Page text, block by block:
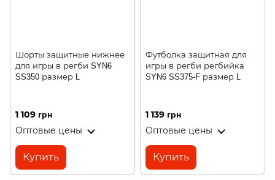
Шорты защитные нижнее
для игры в регби SYN6
SS350 размер L
1 109 грн
Оптовые цены
Купить
Футболка защитная для
игры в регби регбийка
SYN6 SS375-F размер L
1 139 грн
Оптовые цены
Купить